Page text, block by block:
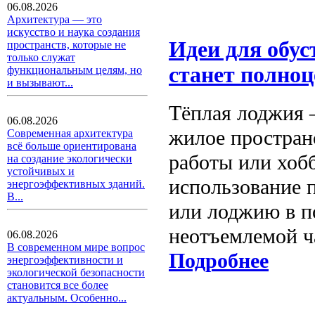
06.08.2026
Архитектура — это
искусство и наука создания
пространств, которые не
только служат
функциональным целям, но
и вызывают...
06.08.2026
Современная архитектура
всё больше ориентирована
на создание экологически
устойчивых и
энергоэффективных зданий.
В...
06.08.2026
В современном мире вопрос
энергоэффективности и
экологической безопасности
становится все более
актуальным. Особенно...
Идеи для
станет
Тёплая лоджия
жилое
работы или
использование
или лоджию в
неотъемлемой
Подробнее